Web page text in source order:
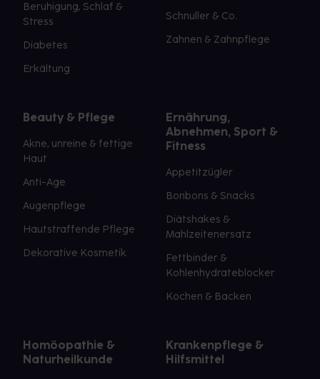
Beruhigung, Schlaf &
Stress
Diabetes
Erkältung
Schnuller & Co.
Zahnen & Zahnpflege
Beauty & Pflege
Akne, unreine & fettige
Haut
Anti-Age
Augenpflege
Hautstraffende Pflege
Dekorative Kosmetik
Ernährung,
Abnehmen, Sport &
Fitness
Appetitzügler
Bonbons & Snacks
Diätshakes &
Mahlzeitenersatz
Fettbinder &
Kohlenhydrateblocker
Kochen & Backen
Homöopathie &
Naturheilkunde
Krankenpflege &
Hilfsmittel